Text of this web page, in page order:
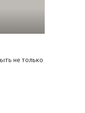
не только